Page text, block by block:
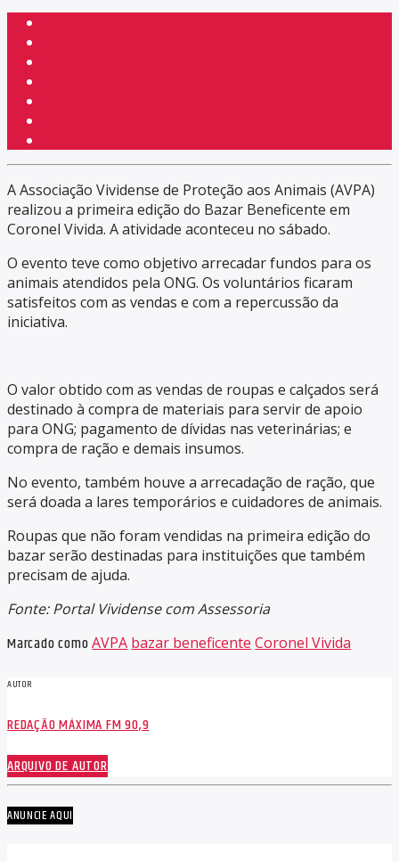
A Associação Vividense de Proteção aos Animais (AVPA)
realizou a primeira edição do Bazar Beneficente em
Coronel Vivida. A atividade aconteceu no sábado.
O evento teve como objetivo arrecadar fundos para os
animais atendidos pela ONG. Os voluntários ficaram
satisfeitos com as vendas e com a repercussão da
iniciativa.
O valor obtido com as vendas de roupas e calçados será
destinado à compra de materiais para servir de apoio
para ONG; pagamento de dívidas nas veterinárias; e
compra de ração e demais insumos.
No evento, também houve a arrecadação de ração, que
será doada a lares temporários e cuidadores de animais.
Roupas que não foram vendidas na primeira edição do
bazar serão destinadas para instituições que também
precisam de ajuda.
Fonte: Portal Vividense com Assessoria
Marcado comoAVPA bazar beneficente Coronel Vivida
AUTOR
REDAÇÃO MÁXIMA FM 90,9
ARQUIVO DE AUTOR
ANUNCIE AQUI